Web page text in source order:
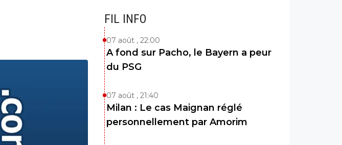
FIL INFO
07 août , 22:00
A fond sur Pacho, le Bayern a peur
du PSG
07 août , 21:40
Milan : Le cas Maignan réglé
personnellement par Amorim